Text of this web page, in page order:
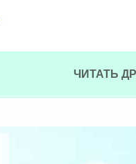
ЧИТАТЬ